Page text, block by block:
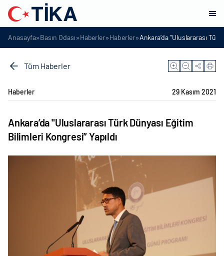
Anasayfa»Basın Odası»Haberler»Haberler»Ankara’da "Uluslararası
Tüm Haberler
Haberler 29 Kasım 2021
Ankara’da "Uluslararası Türk Dünyası Eğitim
Bilimleri Kongresi” Yapıldı